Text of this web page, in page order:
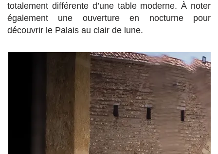
totalement différente d’une table moderne. À noter
également une ouverture en nocturne pour
découvrir le Palais au clair de lune.